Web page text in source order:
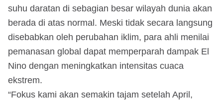
suhu daratan di sebagian besar wilayah dunia akan
berada di atas normal. Meski tidak secara langsung
disebabkan oleh perubahan iklim, para ahli menilai
pemanasan global dapat memperparah dampak El
Nino dengan meningkatkan intensitas cuaca
ekstrem.
“Fokus kami akan semakin tajam setelah April,